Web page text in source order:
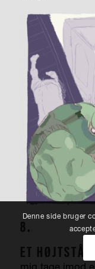
8.
ET
mig tage imod
Denne side bruger